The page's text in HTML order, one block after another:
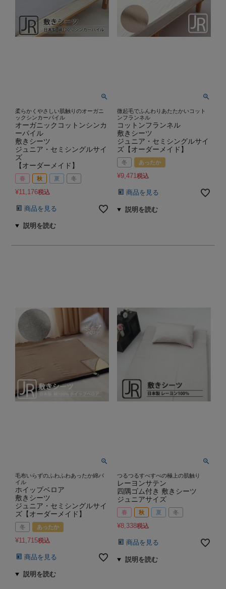
柔らかくやさしい肌触りのオーガニ
ックシンカーパイル
オーガニックコットンシンカ
ーパイル
敷きシーツ
ジュニア・セミシングルサイ
ズ
【オーダーメイド】
春 秋 夏 冬
¥11,176税込
商品を見る
微起毛でふんわりあたたかいコット
ンフランネル
コットンフランネル
敷きシーツ
ジュニア・セミシングルサイ
ズ【オーダーメイド】
冬 あったか
¥9,471税込
商品を見る
毛布いらずのふわふわあったか綿パ
イル
ホイップベロア
敷きシーツ
ジュニア・セミシングルサイ
ズ【オーダーメイド】
冬 あったか
¥11,715税込
商品を見る
つるつるすべすべの極上の肌触り
レーヨンサテン
四隅ゴム付き 敷きシーツ
ジュニアサイズ
春 秋 夏 冬
¥8,338税込
商品を見る